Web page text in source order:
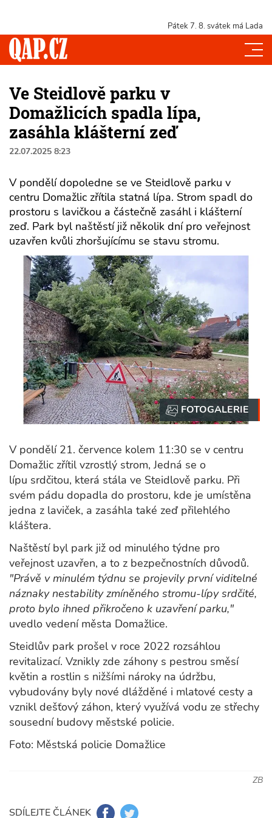
Pátek 7. 8. svátek má Lada
Ve Steidlově parku v
Domažlicích spadla lípa,
zasáhla klášterní zeď
22.07.2025 8:23
V pondělí dopoledne se ve Steidlově parku v
centru Domažlic zřítila statná lípa. Strom spadl do
prostoru s lavičkou a částečně zasáhl i klášterní
zeď. Park byl naštěstí již několik dní pro veřejnost
uzavřen kvůli zhoršujícímu se stavu stromu.
V pondělí 21. července kolem 11:30 se v centru
Domažlic zřítil vzrostlý strom, Jedná se o
lípu srdčitou, která stála ve Steidlově parku. Při
svém pádu dopadla do prostoru, kde je umístěna
jedna z laviček, a zasáhla také zeď přilehlého
kláštera.
Naštěstí byl park již od minulého týdne pro
veřejnost uzavřen, a to z bezpečnostních důvodů.
"Právě v minulém týdnu se projevily první viditelné
náznaky nestability zmíněného stromu-lípy srdčité,
proto bylo ihned přikročeno k uzavření parku,"
uvedlo vedení města Domažlice.
Steidlův park prošel v roce 2022 rozsáhlou
revitalizací. Vznikly zde záhony s pestrou směsí
květin a rostlin s nižšími nároky na údržbu,
vybudovány byly nové dlážděné i mlatové cesty a
vznikl dešťový záhon, který využívá vodu ze střechy
sousední budovy městské policie.
Foto: Městská policie Domažlice
ZB
SDÍLEJTE ČLÁNEK